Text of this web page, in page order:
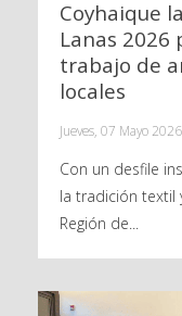
Coyhaique
Lanas 2026
trabajo de
locales
Jueves, 07 Mayo
Con un desfile
la tradición textil
Región de...